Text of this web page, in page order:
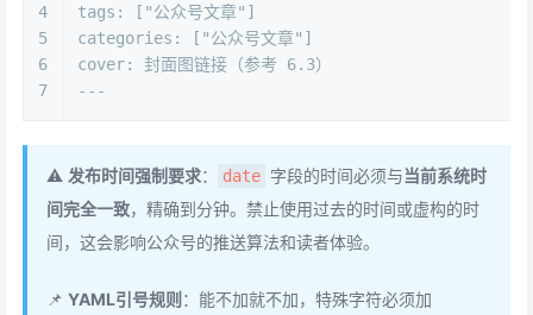
4
5
6
7
tags:
[ "公众号文章" ]
categories:
[ "公众号文章" ]
cover:
封面图链接（参考 6.3）
---
⚠️ 发布时间强制要求： date 字段的时间必须与当前系统时
间完全一致，精确到分钟。禁止使用过去的时间或虚构的时
间，这会影响公众号的推送算法和读者体验。
📌 YAML引号规则 ：能不加就不加，特殊字符必须加